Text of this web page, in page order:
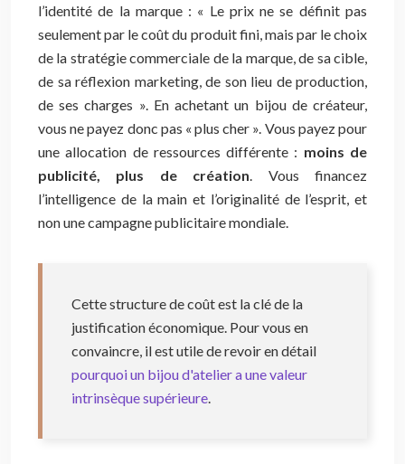
l’identité de la marque : « Le prix ne se définit pas
seulement par le coût du produit fini, mais par le choix
de la stratégie commerciale de la marque, de sa cible,
de sa réflexion marketing, de son lieu de production,
de ses charges ». En achetant un bijou de créateur,
vous ne payez donc pas « plus cher ». Vous payez pour
une allocation de ressources différente : moins de
publicité, plus de création . Vous financez
l’intelligence de la main et l’originalité de l’esprit, et
non une campagne publicitaire mondiale.
Cette structure de coût est la clé de la
justification économique. Pour vous en
convaincre, il est utile de revoir en détail
pourquoi un bijou d'atelier a une valeur
intrinsèque supérieure